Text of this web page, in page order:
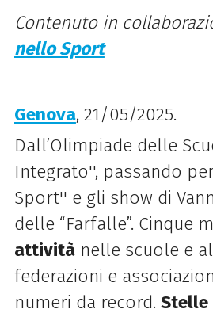
Contenuto in
nello Sport
Genova, 21/05/2025.
Dall’Olimpiade delle
Integrato'', passando
Sport'' e gli show di
delle “Farfalle”. Cinque
attivitànelle scuole e
federazioni e
numeri da record. Stelle